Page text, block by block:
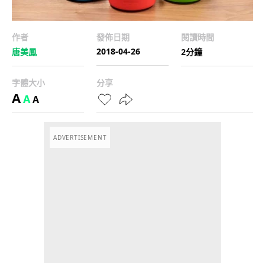
作者
唐美鳳
發佈日期
2018-04-26
閱讀時間
2分鐘
字體大小
AAA
分享
ADVERTISEMENT